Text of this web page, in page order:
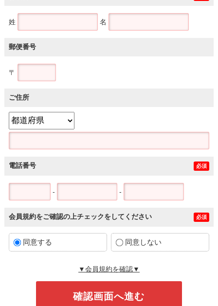
姓 名
郵便番号
〒
ご住所
電話番号 必須
- -
会員規約をご確認の上チェックをしてください 必須
同意する 同意しない
▼会員規約を確認▼